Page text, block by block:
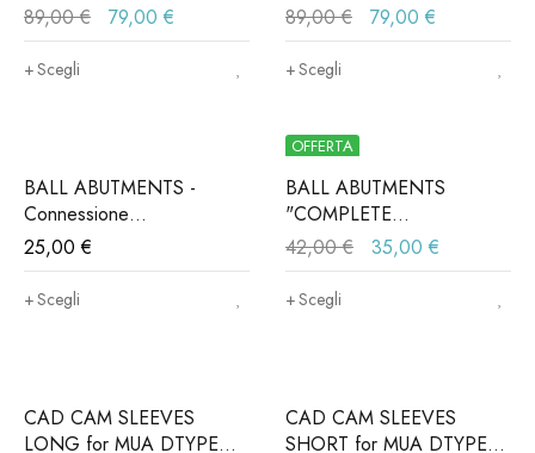
Connessione
ALPHABIO®, MIS®,
NORIS®..(Iva e trasporto
89,00€ 79,00 €
Scegli
Connessione
ALPHABIO®, MIS®,
NORIS®..(Iva e trasporto
89,00€ 79,00 €
Scegli
BALL ABUTMENTS -
Connessione
ALPHABIO®, MIS®,
NORIS®..(Iva e trasporto
incluso)
25,00€
Scegli
OFFERTA
BALL ABUTMENTS
"COMPLETE
PACK"Connessione
ALPHABIO®, MIS®,
NORIS®..(Iva e trasporto
42,00€ 35,00 €
Scegli
CAD CAM SLEEVES
LONG for MUA DTYPE
CAD CAM SLEEVES
SHORT for MUA DTYPE